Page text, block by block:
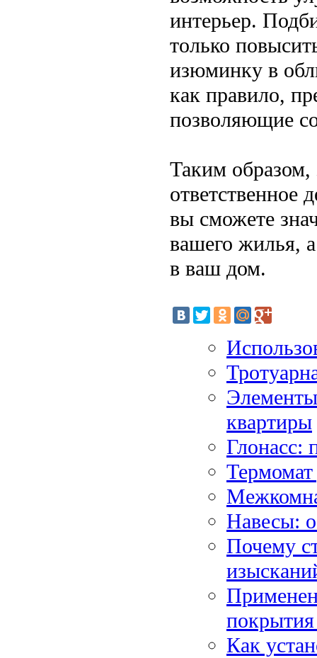
интерьер.
только
изюминку в
как правило,
позволяющие
Таким
ответственное
вы сможете
вашего жилья,
в ваш дом.
квартиры
Глонасс:
Термомат
Навесы:
Почему
Как